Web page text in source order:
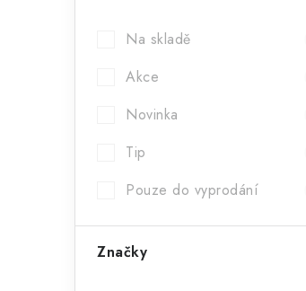
n
Na skladě
Akce
Novinka
Tip
Pouze do vyprodání
Značky